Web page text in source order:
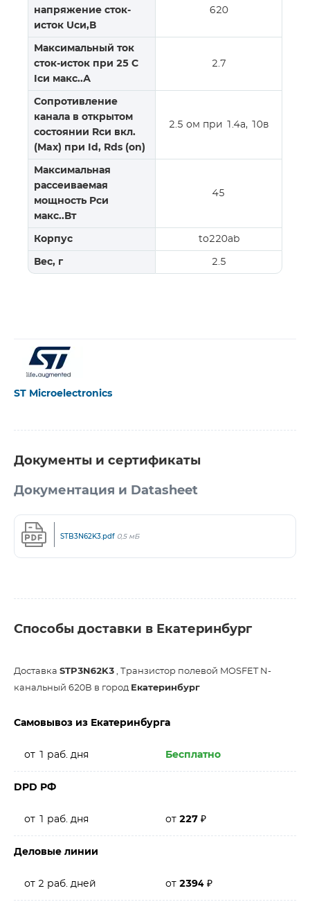
напряжение сток-
исток Uси,В
620
Максимальный ток
сток-исток при 25 С
Iси макс..А
2.7
Сопротивление
канала в открытом
состоянии Rси вкл.
(Max) при Id, Rds (on)
2.5 ом при 1.4a, 10в
Максимальная
рассеиваемая
мощность Pси
макс..Вт
45
Корпус to220ab
Вес, г 2.5
ST Microelectronics
Документы и сертификаты
Документация и Datasheet
STB3N62K3.pdf 0,5 мБ
Способы доставки в Екатеринбург
Доставка STP3N62K3 , Транзистор полевой MOSFET N-
канальный 620В в город Екатеринбург
Самовывоз из Екатеринбурга
от 1 раб. дня Бесплатно
DPD РФ
от 1 раб. дня от 227 ₽
Деловые линии
от 2 раб. дней от 2394 ₽